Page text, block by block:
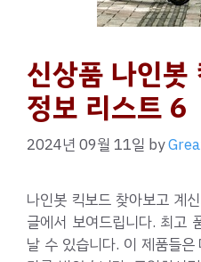
신상품 나인봇
정보 리스트 6
2024년 09월 11일 by
나인봇 킥보드 찾아보고 계
글에서 보여드립니다. 최고
날 수 있습니다. 이 제품들